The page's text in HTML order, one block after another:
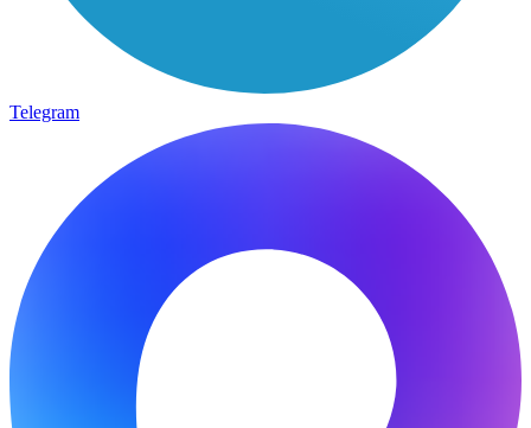
Telegram